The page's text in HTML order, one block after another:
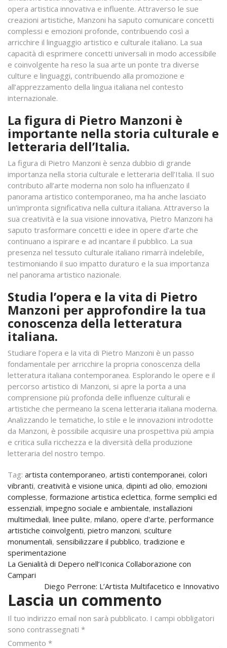
opera artistica innovativa e influente. Attraverso le sue
creazioni artistiche, Manzoni ha saputo comunicare concetti
complessi e emozioni profonde, contribuendo così a
arricchire il linguaggio artistico e culturale italiano. La sua
capacità di esprimere concetti universali in modo accessibile
e coinvolgente ha reso la sua arte un ponte tra diverse
culture e linguaggi, contribuendo alla promozione e
all’apprezzamento della lingua italiana nel contesto
internazionale.
La figura di Pietro Manzoni è
importante nella storia culturale e
letteraria dell’Italia.
La figura di Pietro Manzoni è senza dubbio di grande
importanza nella storia culturale e letteraria dell’Italia. Il suo
contributo all’arte moderna non solo ha influenzato il
panorama artistico contemporaneo, ma ha anche lasciato
un’impronta significativa nella cultura italiana. Attraverso la
sua creatività e la sua visione innovativa, Pietro Manzoni ha
saputo trasformare concetti e idee in opere d’arte che
continuano a ispirare e ad incantare il pubblico. La sua
presenza nel tessuto culturale italiano rimarrà indelebile,
testimoniando il suo impatto duraturo e la sua importanza
nel panorama artistico nazionale.
Studia l’opera e la vita di Pietro
Manzoni per approfondire la tua
conoscenza della letteratura
italiana.
Studiare l’opera e la vita di Pietro Manzoni è un passo
fondamentale per arricchire la propria conoscenza della
letteratura italiana contemporanea. Esplorando le opere e il
percorso artistico di Manzoni, si apre la porta a una
comprensione più profonda delle influenze culturali e
artistiche che permeano la scena letteraria italiana moderna.
Analizzando le tematiche, lo stile e le innovazioni introdotte
da Manzoni, è possibile acquisire una prospettiva più ampia
e critica sulla ricchezza e la diversità della produzione
letteraria del nostro tempo.
Tag: artista contemporaneo, artisti contemporanei, colori
vibranti, creatività e visione unica, dipinti ad olio, emozioni
complesse, formazione artistica eclettica, forme semplici ed
essenziali, impegno sociale e ambientale, installazioni
multimediali, linee pulite, milano, opere d'arte, performance
artistiche coinvolgenti, pietro manzoni, sculture
monumentali, sensibilizzare il pubblico, tradizione e
sperimentazione
Navigazione
articoli
La Genialità di Depero nell’Iconica Collaborazione con
Campari
Diego Perrone: L’Artista Multifacetico e Innovativo
Lascia un commento
Il tuo indirizzo email non sarà pubblicato. I campi obbligatori
sono contrassegnati *
Commento *